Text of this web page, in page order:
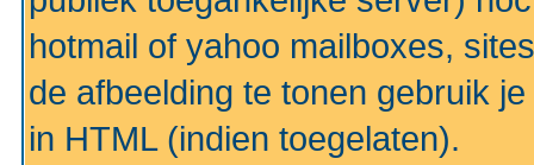
hotmail of yahoo mailboxes,
de afbeelding te tonen gebruik
in HTML (indien toegelaten).